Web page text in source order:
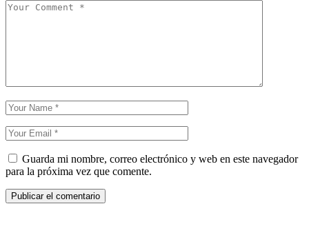
Guarda mi nombre, correo electrónico y web en este navegador
para la próxima vez que comente.